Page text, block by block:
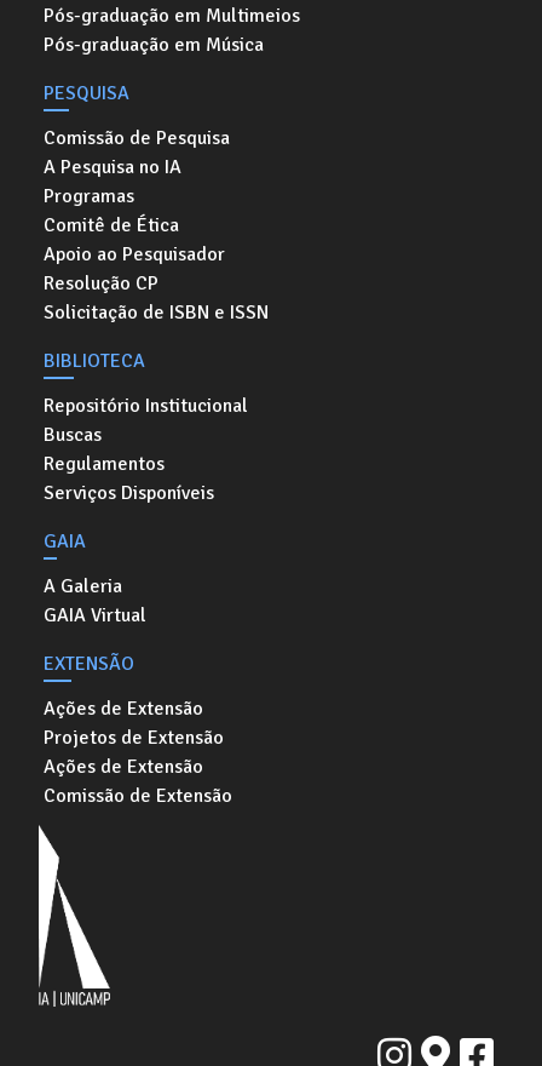
Pós-graduação em Multimeios
Pós-graduação em Música
PESQUISA
Comissão de Pesquisa
A Pesquisa no IA
Programas
Comitê de Ética
Apoio ao Pesquisador
Resolução CP
Solicitação de ISBN e ISSN
BIBLIOTECA
Repositório Institucional
Buscas
Regulamentos
Serviços Disponíveis
GAIA
A Galeria
GAIA Virtual
EXTENSÃO
Ações de Extensão
Projetos de Extensão
Ações de Extensão
Comissão de Extensão